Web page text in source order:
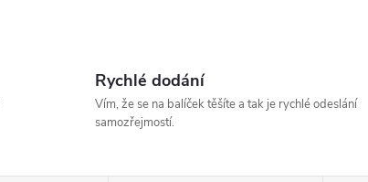
Rychlé dodání
Vím, že se na balíček těšíte a tak je rychlé odeslání
samozřejmostí.